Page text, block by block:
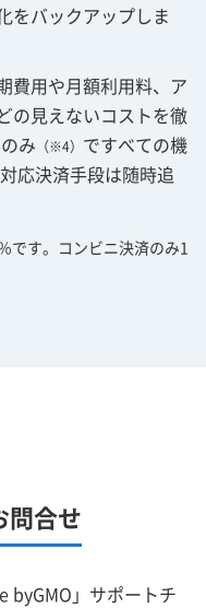
をバックアップしま
費用や月額利用料、ア
の見えないコストを徹
み （※4） ですべての機
応決済手段は随時追
です。コンビニ決済のみ1
問合せ
byGMO」サポートチ